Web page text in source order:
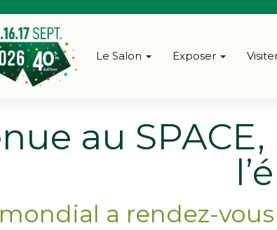
Le Salon Exposer
au
a rendez-vous